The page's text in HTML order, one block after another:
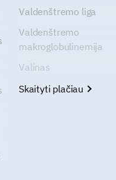
Valdenštremo liga
Valdenštremo
makroglobulinemija
Valinas
Skaityti plačiau